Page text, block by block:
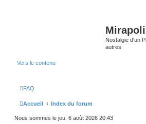
Nostalgie d'un
autres
Vers le contenu
FAQ
Accueil Index du forum
Nous sommes le jeu. 6 août 2026 20:43